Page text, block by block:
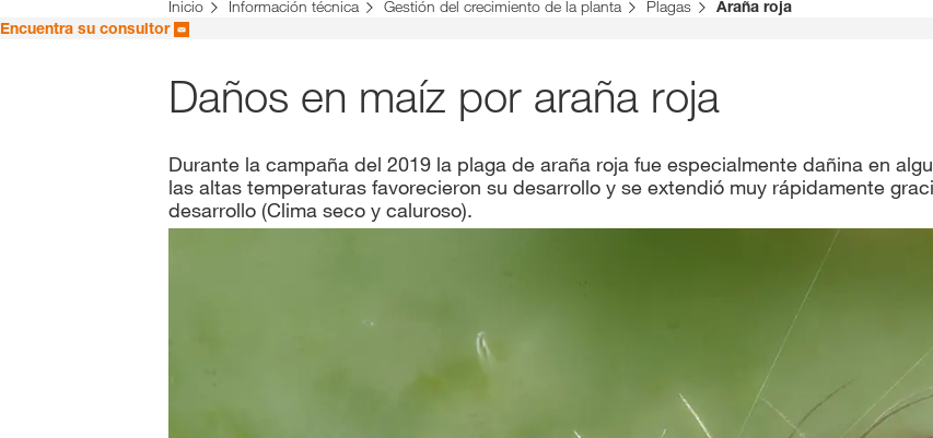
del
Inicio Información técnica Gestión del crecimiento de la planta Plagas
Araña roja
Encuentra su consultor
Daños en maíz por araña roja
Durante la campaña del 2019 la plaga de araña roja fue especialmente dañina en
las altas temperaturas favorecieron su desarrollo y se extendió muy rápidamente
desarrollo (Clima seco y caluroso).